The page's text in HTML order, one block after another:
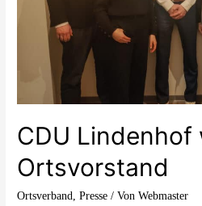
CDU Lindenhof
Ortsvorstand
Ortsverband,Presse / VonWebmaster